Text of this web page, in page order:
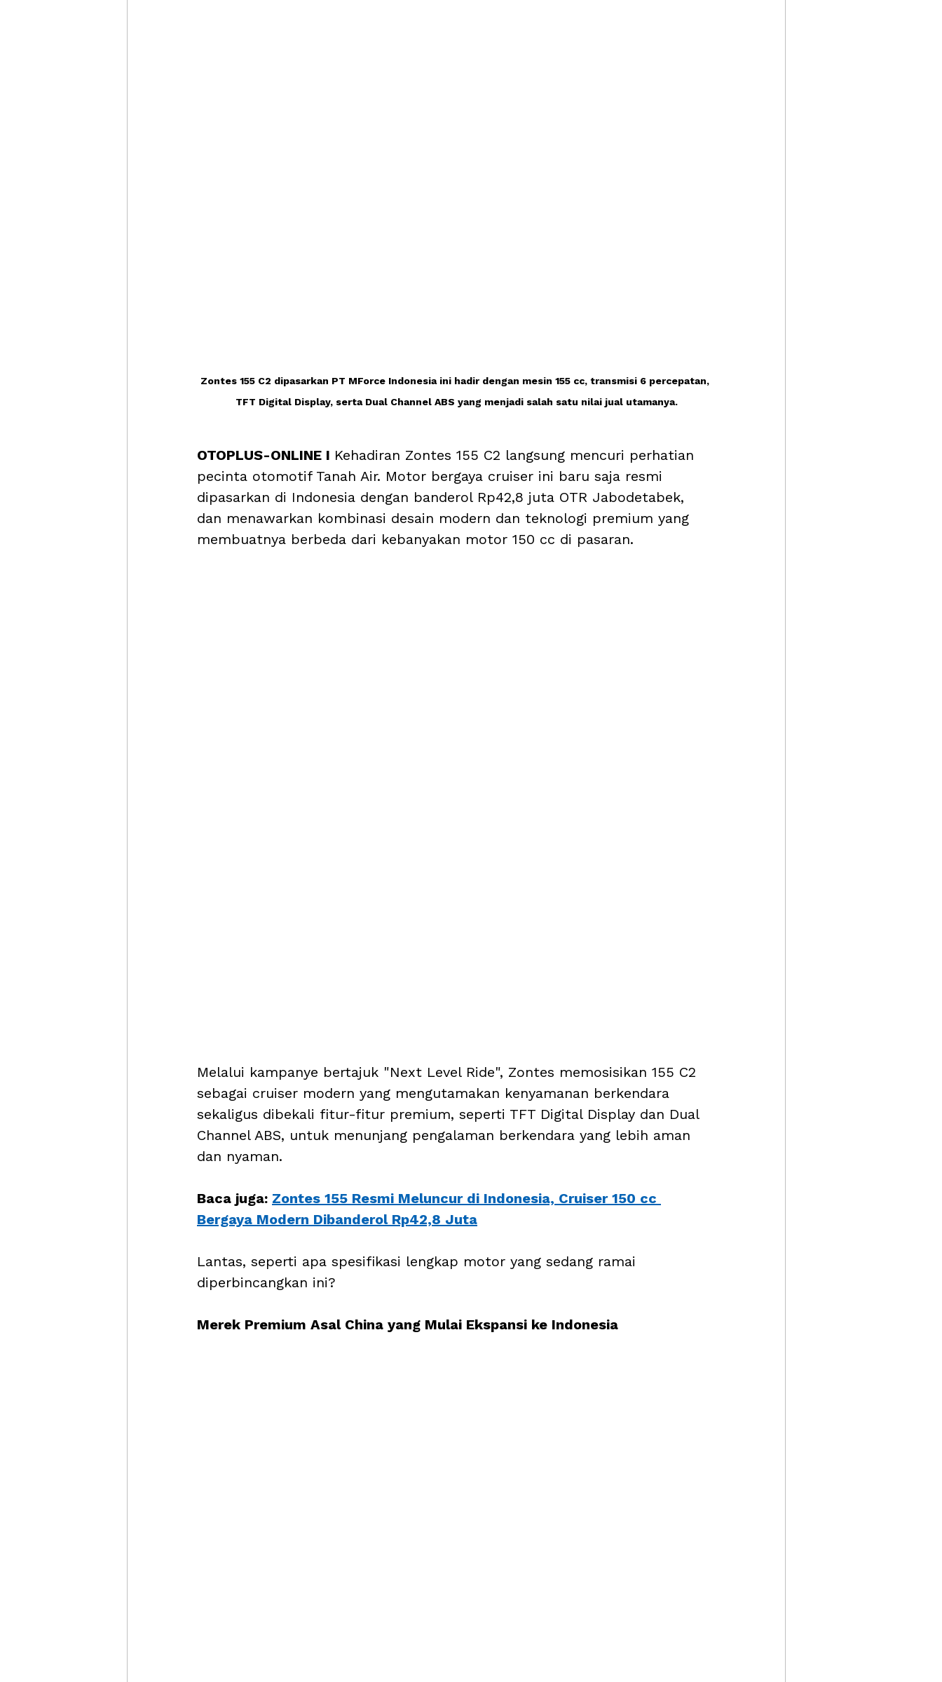
Zontes 155 C2 dipasarkan PT MForce Indonesia ini hadir dengan mesin 155 cc, transmisi 6 percepatan,
TFT Digital Display, serta Dual Channel ABS yang menjadi salah satu nilai jual utamanya.
OTOPLUS-ONLINE I Kehadiran Zontes 155 C2 langsung mencuri perhatian
pecinta otomotif Tanah Air. Motor bergaya cruiser ini baru saja resmi
dipasarkan di Indonesia dengan banderol Rp42,8 juta OTR Jabodetabek,
dan menawarkan kombinasi desain modern dan teknologi premium yang
membuatnya berbeda dari kebanyakan motor 150 cc di pasaran.
Melalui kampanye bertajuk "Next Level Ride", Zontes memosisikan 155 C2
sebagai cruiser modern yang mengutamakan kenyamanan berkendara
sekaligus dibekali fitur-fitur premium, seperti TFT Digital Display dan Dual
Channel ABS, untuk menunjang pengalaman berkendara yang lebih aman
dan nyaman.
Baca juga: Zontes 155 Resmi Meluncur di Indonesia, Cruiser 150 cc
Bergaya Modern Dibanderol Rp42,8 Juta
Lantas, seperti apa spesifikasi lengkap motor yang sedang ramai
diperbincangkan ini?
Merek Premium Asal China yang Mulai Ekspansi ke Indonesia